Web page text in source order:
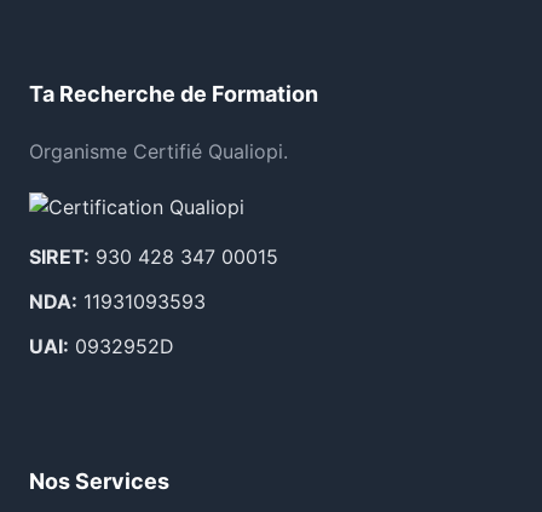
Ta Recherche de Formation
Organisme Certifié Qualiopi.
SIRET: 930 428 347 00015
NDA: 11931093593
UAI: 0932952D
Nos Services